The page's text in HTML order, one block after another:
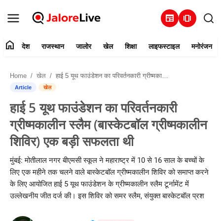
newspaper amp_stories
संपर्क करें
देश
राजस्थान
जालोर
खेल
home देश राजस्थान जालोर खेल शिक्षा लाइफस्टाइल मनोरंजन
Home खेल हाई 5 यूथ फाउंडेशन का परिवर्तनकारी ग्रीष्मकालीन स्लैम (बास्केटबॉल ग्रीष्मकालीन शिविर) एक बड़ी सफलता थी
Article खेल
हाई 5 यूथ फाउंडेशन का परिवर्तनकारी
ग्रीष्मकालीन स्लैम (बास्केटबॉल ग्रीष्मकालीन
शिविर) एक बड़ी सफलता थी
मुंबई: मोतीलाल नगर बीएमसी स्कूल ने महाराष्ट्र में 10 से 16 साल के बच्चों के
लिए एक महीने तक चलने वाले बास्केटबॉल ग्रीष्मकालीन शिविर को समाप्त करने
के लिए आयोजित हाई 5 यूथ फाउंडेशन के ग्रीष्मकालीन स्लैम टूर्नामेंट में
उल्लेखनीय जीत दर्ज की। इस शिविर को समर स्लैम, संयुक्त बास्केटबॉल प्रश